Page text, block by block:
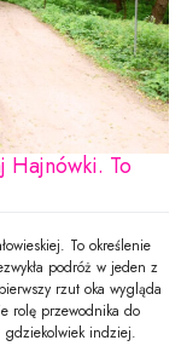
Hajnówki. To
To określenie
podróż w jeden z
rzut oka wygląda
rolę przewodnika do
indziej.